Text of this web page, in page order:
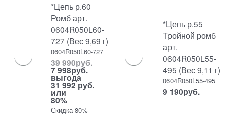
*Цепь р.60
Ромб арт.
0604R050L60-
727 (Вес 9,69 г)
0604R050L60-727
39 990руб.
7 998руб.
выгода
31 992 руб.
или
80%
Скидка 80%
*Цепь р.55
Тройной ромб
арт.
0604R050L55-
495 (Вес 9,11 г)
0604R050L55-495
9 190руб.